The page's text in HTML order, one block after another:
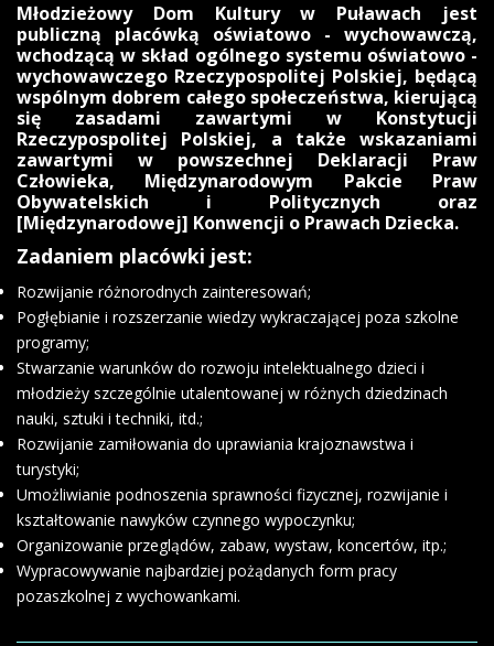
Młodzieżowy Dom Kultury w Puławach jest
publiczną placówką oświatowo - wychowawczą,
wchodzącą w skład ogólnego systemu oświatowo -
wychowawczego Rzeczypospolitej Polskiej, będącą
wspólnym dobrem całego społeczeństwa, kierującą
się zasadami zawartymi w Konstytucji
Rzeczypospolitej Polskiej, a także wskazaniami
zawartymi w powszechnej Deklaracji Praw
Człowieka, Międzynarodowym Pakcie Praw
Obywatelskich i Politycznych oraz
[Międzynarodowej] Konwencji o Prawach Dziecka.
Zadaniem placówki jest:
Rozwijanie różnorodnych zainteresowań;
Pogłębianie i rozszerzanie wiedzy wykraczającej poza szkolne
programy;
Stwarzanie warunków do rozwoju intelektualnego dzieci i
młodzieży szczególnie utalentowanej w różnych dziedzinach
nauki, sztuki i techniki, itd.;
Rozwijanie zamiłowania do uprawiania krajoznawstwa i
turystyki;
Umożliwianie podnoszenia sprawności fizycznej, rozwijanie i
kształtowanie nawyków czynnego wypoczynku;
Organizowanie przeglądów, zabaw, wystaw, koncertów, itp.;
Wypracowywanie najbardziej pożądanych form pracy
pozaszkolnej z wychowankami.